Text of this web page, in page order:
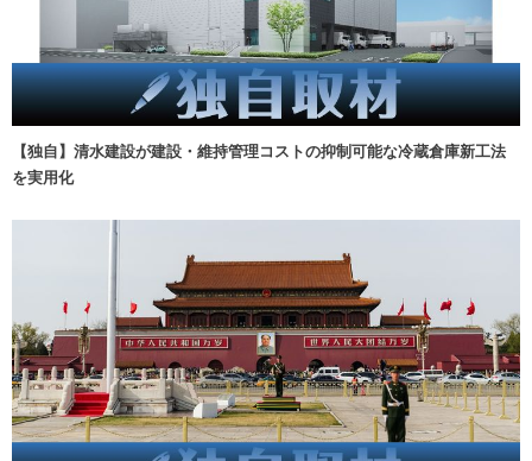
【独自】清水建設が建設・維持管理コストの抑制可能な冷蔵倉庫新工法
を実用化